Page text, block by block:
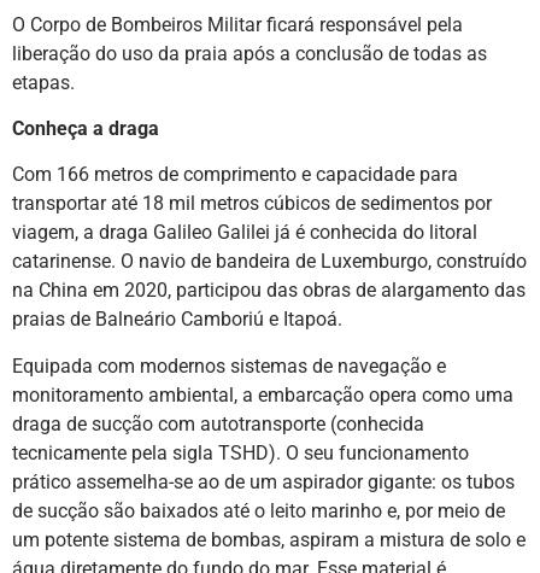
O Corpo de Bombeiros Militar ficará responsável pela
liberação do uso da praia após a conclusão de todas as
etapas.
Conheça a draga
Com 166 metros de comprimento e capacidade para
transportar até 18 mil metros cúbicos de sedimentos por
viagem, a draga Galileo Galilei já é conhecida do litoral
catarinense. O navio de bandeira de Luxemburgo, construído
na China em 2020, participou das obras de alargamento das
praias de Balneário Camboriú e Itapoá.
Equipada com modernos sistemas de navegação e
monitoramento ambiental, a embarcação opera como uma
draga de sucção com autotransporte (conhecida
tecnicamente pela sigla TSHD). O seu funcionamento
prático assemelha-se ao de um aspirador gigante: os tubos
de sucção são baixados até o leito marinho e, por meio de
um potente sistema de bombas, aspiram a mistura de solo e